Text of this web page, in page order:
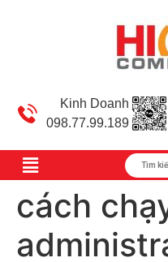
Kinh Doanh
098.77.99.189
cách